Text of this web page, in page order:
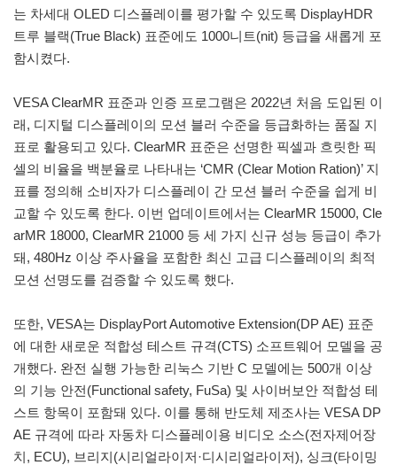
는 차세대 OLED 디스플레이를 평가할 수 있도록 DisplayHDR
트루 블랙(True Black) 표준에도 1000니트(nit) 등급을 새롭게 포
함시켰다.
VESA ClearMR 표준과 인증 프로그램은 2022년 처음 도입된 이
래, 디지털 디스플레이의 모션 블러 수준을 등급화하는 품질 지
표로 활용되고 있다. ClearMR 표준은 선명한 픽셀과 흐릿한 픽
셀의 비율을 백분율로 나타내는 ‘CMR (Clear Motion Ration)’ 지
표를 정의해 소비자가 디스플레이 간 모션 블러 수준을 쉽게 비
교할 수 있도록 한다. 이번 업데이트에서는 ClearMR 15000, Cle
arMR 18000, ClearMR 21000 등 세 가지 신규 성능 등급이 추가
돼, 480Hz 이상 주사율을 포함한 최신 고급 디스플레이의 최적
모션 선명도를 검증할 수 있도록 했다.
또한, VESA는 DisplayPort Automotive Extension(DP AE) 표준
에 대한 새로운 적합성 테스트 규격(CTS) 소프트웨어 모델을 공
개했다. 완전 실행 가능한 리눅스 기반 C 모델에는 500개 이상
의 기능 안전(Functional safety, FuSa) 및 사이버보안 적합성 테
스트 항목이 포함돼 있다. 이를 통해 반도체 제조사는 VESA DP
AE 규격에 따라 자동차 디스플레이용 비디오 소스(전자제어장
치, ECU), 브리지(시리얼라이저·디시리얼라이저), 싱크(타이밍